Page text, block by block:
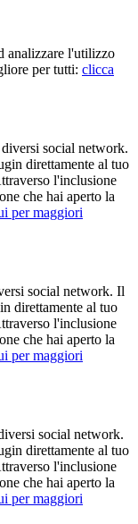
analizzare l'utilizzo
per tutti: clicca
social network.
direttamente al tuo
l'inclusione
che hai aperto la
per maggiori
social network. Il
direttamente al tuo
l'inclusione
che hai aperto la
per maggiori
social network.
direttamente al tuo
l'inclusione
che hai aperto la
per maggiori